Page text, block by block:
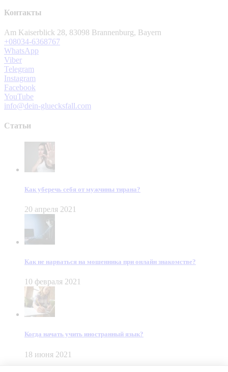
Контакты
Am Kaiserblick 28, 83098 Brannenburg, Bayern
+08034-6368767
WhatsApp
Viber
Telegram
Instagram
Facebook
YouTube
info@dein-gluecksfall.com
Статьи
Как уберечь себя от мужчины тирана?
20 апреля 2021
Как не нарваться на мошенника при онлайн знакомстве?
10 февраля 2021
Когда начать учить иностранный язык?
18 июня 2021